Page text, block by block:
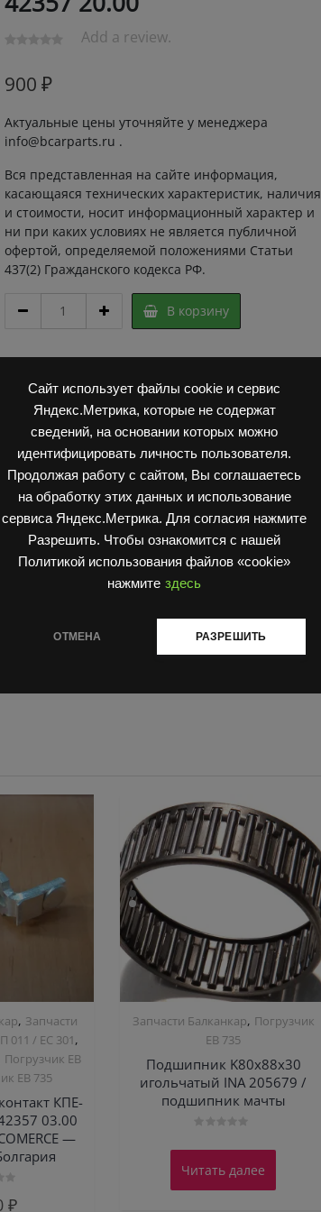
Сайт использует файлы cookie и сервис
Яндекс.Метрика, которые не содержат
сведений, на основании которых можно
идентифицировать личность пользователя.
Продолжая работу с сайтом, Вы соглашаетесь
на обработку этих данных и использование
сервиса Яндекс.Метрика. Для согласия нажмите
Разрешить. Чтобы ознакомится с нашей
Политикой использования файлов «cookie»
нажмите здесь
ОТМЕНА РАЗРЕШИТЬ
Add a review.
900 ₽
Актуальные цены уточняйте у менеджера
info@bcarparts.ru .
Вся представленная на сайте информация,
касающаяся технических характеристик, наличия
и стоимости, носит информационный характер и
ни при каких условиях не является публичной
офертой, определяемой положениями Статьи
437(2) Гражданского кодекса РФ.
КОНТАКТОДЕРЖАТЕЛЬ
КПД-6
42357
42357
20.00
quantity
В корзину
Категорий:Запчасти Балканкар,Запчасти ЕП 001 /
ЕП 006 / ЕП 011 / ЕС 301
Погрузчик ЕВ 687
Погрузчик ЕВ 717,Погрузчик ЕВ 735
, Запчасти
011 / ЕС 301,
Погрузчик ЕВ
ЕВ 735
КПЕ-
03.00
—
₽
Запчасти Балканкар, Погрузчик
ЕВ 735
Подшипник K80х88х30
игольчатый INA 205679 /
подшипник мачты
0
5
Читать далее